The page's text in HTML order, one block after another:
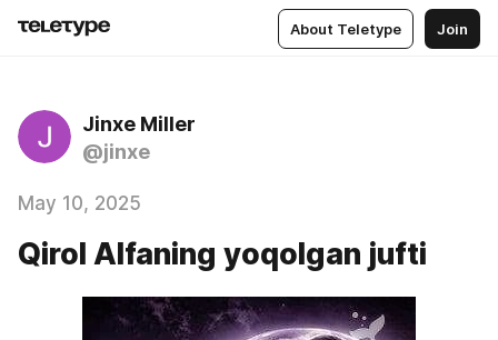
About Teletype Join
Jinxe Miller
@jinxe
May 10, 2025
Qirol Alfaning yoqolgan jufti